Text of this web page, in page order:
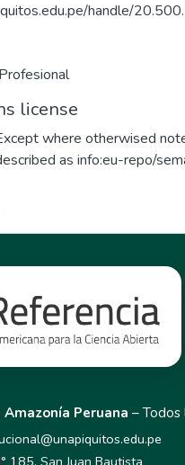
handle/
license
where otherwised
as info:eu-repo/
Peruana – Todos
185, San Juan Bautista